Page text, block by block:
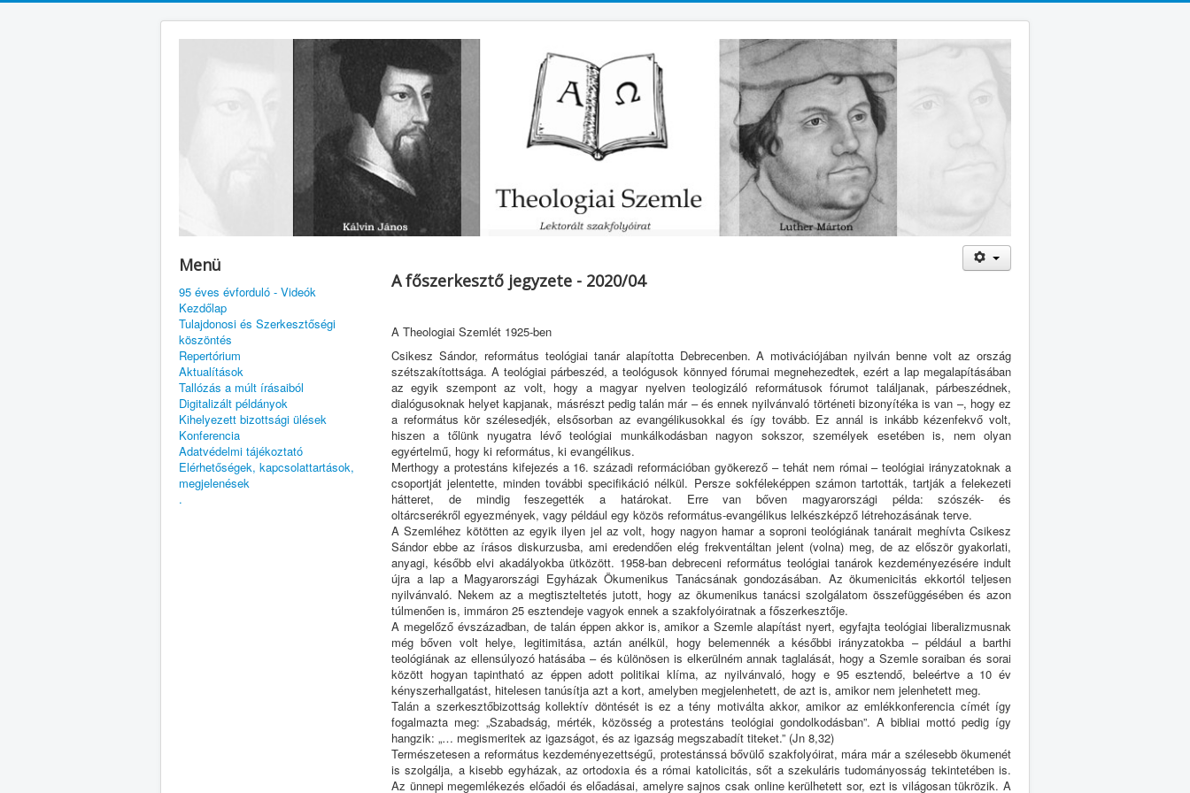
Menü
95 éves évforduló - Videók
Kezdőlap
Tulajdonosi és Szerkesztőségi
köszöntés
Repertórium
Aktualítások
Tallózás a múlt írásaiból
Digitalizált példányok
Kihelyezett bizottsági ülések
Konferencia
Adatvédelmi tájékoztató
Elérhetőségek, kapcsolattartások,
megjelenések
.
A főszerkesztő jegyzete - 2020/04
A Theologiai Szemlét 1925-ben
Csikesz Sándor, református teológiai tanár alapította Debrecenben. A motivációjában nyilván benne volt az ország
szétszakítottsága. A teológiai párbeszéd, a teológusok könnyed fórumai megnehezedtek, ezért a lap megalapításában
az egyik szempont az volt, hogy a magyar nyelven teologizáló reformátusok fórumot találjanak, párbeszédnek,
dialógusoknak helyet kapjanak, másrészt pedig talán már – és ennek nyilvánvaló történeti bizonyítéka is van –, hogy ez
a református kör szélesedjék, elsősorban az evangélikusokkal és így tovább. Ez annál is inkább kézenfekvő volt,
hiszen a tőlünk nyugatra lévő teológiai munkálkodásban nagyon sokszor, személyek esetében is, nem olyan
egyértelmű, hogy ki református, ki evangélikus.
Merthogy a protestáns kifejezés a 16. századi reformációban gyökerező – tehát nem római – teológiai irányzatoknak a
csoportját jelentette, minden további specifikáció nélkül. Persze sokféleképpen számon tartották, tartják a felekezeti
hátteret, de mindig feszegették a határokat. Erre van bőven magyarországi példa: szószék- és
oltárcserékről egyezmények, vagy például egy közös református-evangélikus lelkészképző létrehozásának terve.
A Szemléhez kötötten az egyik ilyen jel az volt, hogy nagyon hamar a soproni teológiának tanárait meghívta Csikesz
Sándor ebbe az írásos diskurzusba, ami eredendően elég frekventáltan jelent (volna) meg, de az először gyakorlati,
anyagi, később elvi akadályokba ütközött. 1958-ban debreceni református teológiai tanárok kezdeményezésére indult
újra a lap a Magyarországi Egyházak Ökumenikus Tanácsának gondozásában. Az ökumenicitás ekkortól teljesen
nyilvánvaló. Nekem az a megtiszteltetés jutott, hogy az ökumenikus tanácsi szolgálatom összefüggésében és azon
túlmenően is, immáron 25 esztendeje vagyok ennek a szakfolyóiratnak a főszerkesztője.
A megelőző évszázadban, de talán éppen akkor is, amikor a Szemle alapítást nyert, egyfajta teológiai liberalizmusnak
még bőven volt helye, legitimitása, aztán anélkül, hogy belemennék a későbbi irányzatokba – például a barthi
teológiának az ellensúlyozó hatásába – és különösen is elkerülném annak taglalását, hogy a Szemle soraiban és sorai
között hogyan tapintható az éppen adott politikai klíma, az nyilvánvaló, hogy e 95 esztendő, beleértve a 10 év
kényszerhallgatást, hitelesen tanúsítja azt a kort, amelyben megjelenhetett, de azt is, amikor nem jelenhetett meg.
Talán a szerkesztőbizottság kollektív döntését is ez a tény motiválta akkor, amikor az emlékkonferencia címét így
fogalmazta meg: „Szabadság, mérték, közösség a protestáns teológiai gondolkodásban”. A bibliai mottó pedig így
hangzik: „… megismeritek az igazságot, és az igazság megszabadít titeket.” (Jn 8,32)
Természetesen a református kezdeményezettségű, protestánssá bővülő szakfolyóirat, mára már a szélesebb ökumenét
is szolgálja, a kisebb egyházak, az ortodoxia és a római katolicitás, sőt a szekuláris tudományosság tekintetében is.
Az ünnepi megemlékezés előadói és előadásai, amelyre sajnos csak online kerülhetett sor, ezt is világosan tükrözik. A